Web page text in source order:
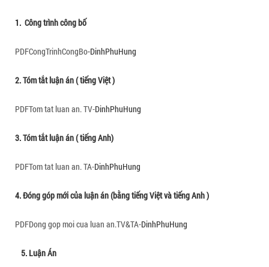
1. Công trình công bố
PDFCongTrinhCongBo-DinhPhuHung
2. Tóm tắt luận án ( tiếng Việt )
PDFTom tat luan an. TV-DinhPhuHung
3. Tóm tắt luận án ( tiếng Anh)
PDFTom tat luan an. TA-DinhPhuHung
4. Đóng góp mới của luận án (bằng tiếng Việt và tiếng Anh )
PDFDong gop moi cua luan an.TV&TA-DinhPhuHung
5. Luận Án